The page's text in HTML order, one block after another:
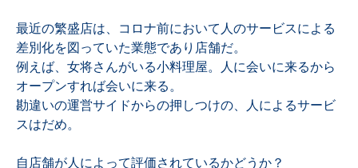
最近の繁盛店は、コロナ前において人のサービスによる
差別化を図っていた業態であり店舗だ。
例えば、女将さんがいる小料理屋。人に会いに来るから
オープンすれば会いに来る。
勘違いの運営サイドからの押しつけの、人によるサービ
スはだめ。
自店舗が人によって評価されているかどうか？